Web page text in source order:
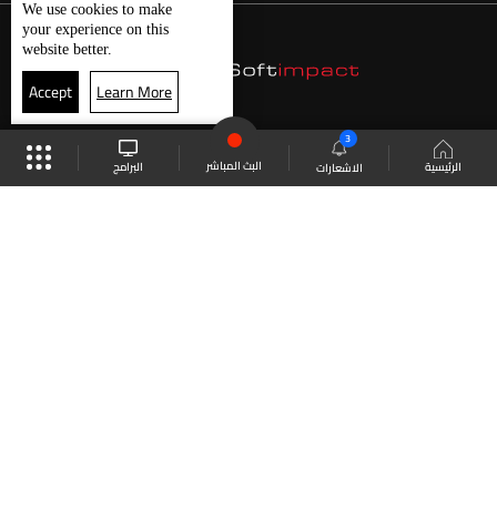
الرئيسية الاشعارات
3
البث المباشر البرامج
We use cookies to make
your experience on this
website better.
Accept Learn More
موقع البرامج الجدول البث المباشر